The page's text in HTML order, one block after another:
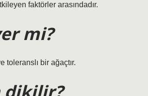
faktörler arasındadır.
mi?
toleranslı bir ağaçtır.
dikilir?